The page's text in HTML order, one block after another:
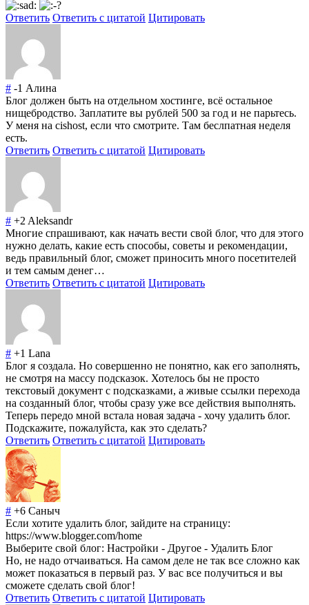
Ответить Ответить с цитатой Цитировать
# -1 Алина
Блог должен быть на отдельном хостинге, всё остальное
нищебродство. Заплатите вы рублей 500 за год и не парьтесь.
У меня на cishost, если что смотрите. Там беслпатная неделя
есть.
Ответить Ответить с цитатой Цитировать
# +2 Aleksandr
Многие спрашивают, как начать вести свой блог, что для этого
нужно делать, какие есть способы, советы и рекомендации,
ведь правильный блог, сможет приносить много посетителей
и тем самым денег…
Ответить Ответить с цитатой Цитировать
# +1 Lana
Блог я создала. Но совершенно не понятно, как его заполнять,
не смотря на массу подсказок. Хотелось бы не просто
текстовый документ с подсказками, а живые ссылки перехода
на созданный блог, чтобы сразу уже все действия выполнять.
Теперь передо мной встала новая задача - хочу удалить блог.
Подскажите, пожалуйста, как это сделать?
Ответить Ответить с цитатой Цитировать
# +6 Саныч
Если хотите удалить блог, зайдите на страницу:
https://www.blogger.com/home
Выберите свой блог: Настройки - Другое - Удалить Блог
Но, не надо отчаиваться. На самом деле не так все сложно как
может показаться в первый раз. У вас все получиться и вы
сможете сделать свой блог!
Ответить Ответить с цитатой Цитировать